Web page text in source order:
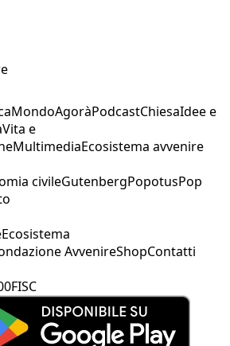
MondoAgoràPodcastChiesaIdee e
Vita e
MultimediaEcosistema avvenire
civileGutenbergPopotusPop
Ecosistema
AvvenireShopContatti
FISC